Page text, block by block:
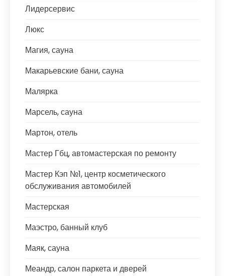
Лидерсервис
Люкс
Магия, сауна
Макарьевские бани, сауна
Малярка
Марсель, сауна
Мартон, отель
Мастер Гбц, автомастерская по ремонту
Мастер Кэп №1, центр косметического
обслуживания автомобилей
Мастерская
Маэстро, банный клуб
Маяк, сауна
Меандр, салон паркета и дверей